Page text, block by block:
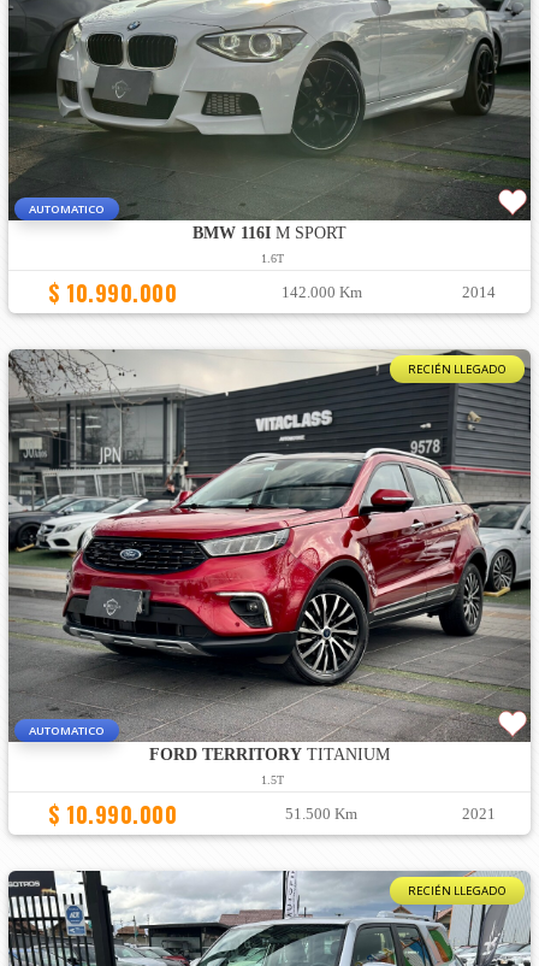
AUTOMATICO
BMW 116IM SPORT
1.6T
$ 10.990.000 142.000 Km 2014
RECIÉN LLEGADO
AUTOMATICO
FORD TERRITORYTITANIUM
1.5T
$ 10.990.000 51.500 Km 2021
RECIÉN LLEGADO